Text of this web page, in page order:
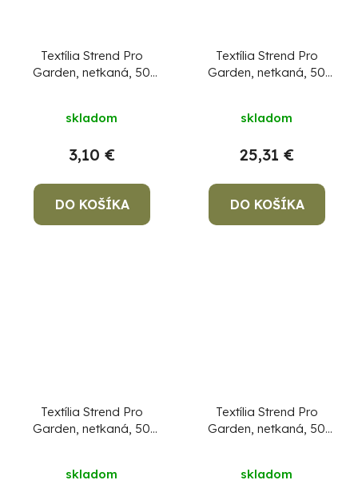
Textília Strend Pro
Garden, netkaná, 50
na 5%
skladom
3,10 €
DO KOŠÍKA
Textília Strend Pro
Garden, netkaná, 50
na 5%
skladom
25,31 €
DO KOŠÍKA
Textília Strend Pro
Garden, netkaná, 50
na 5%
skladom
Textília Strend Pro
Garden, netkaná, 50
na 5%
skladom